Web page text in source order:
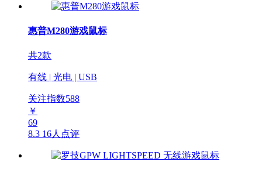
惠普M280游戏鼠标
共2款
有线 | 光电 | USB
关注指数588
￥
69
8.3 16人点评